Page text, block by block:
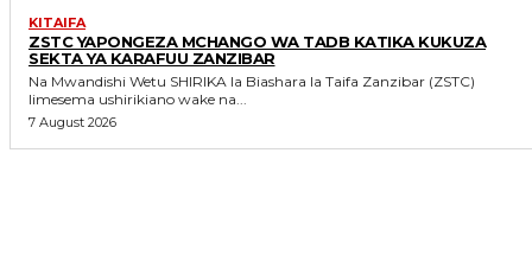
KITAIFA
ZSTC YAPONGEZA MCHANGO WA TADB KATIKA KUKUZA
SEKTA YA KARAFUU ZANZIBAR
Na Mwandishi Wetu SHIRIKA la Biashara la Taifa Zanzibar (ZSTC)
limesema ushirikiano wake na...
7 August 2026